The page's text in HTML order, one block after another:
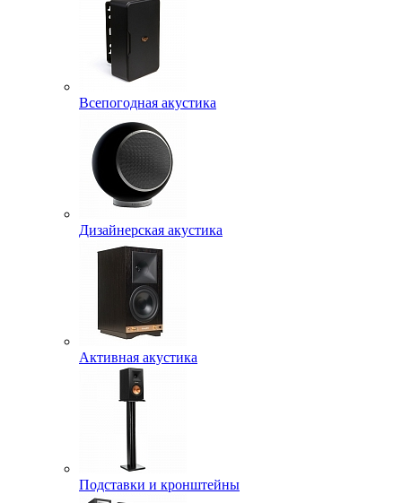
Всепогодная акустика
Дизайнерская акустика
Активная акустика
Подставки и кронштейны